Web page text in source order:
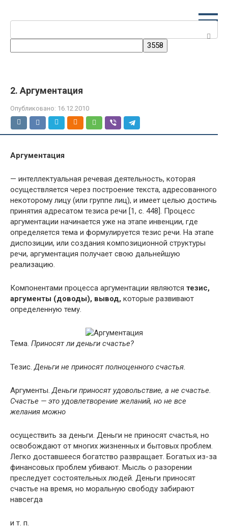
2. Аргументация
Опубликовано: 16.12.2010
Аргументация
— интеллектуальная речевая деятельность, которая
осуществляется через построение текста, адресованного
некоторому лицу (или группе лиц), и имеет целью достичь
принятия адресатом тезиса речи [1, с. 448]. Процесс
аргументации начинается уже на этапе инвенции, где
определяется тема и формулируется тезис речи. На этапе
диспозиции, или создания композиционной структуры
речи, аргументация получает свою дальнейшую
реализацию.
Компонентами процесса аргументации являются тезис,
аргументы (доводы), вывод, которые развивают
определенную тему.
Тема. Приносят ли деньги счастье?
Тезис.Деньги не приносят полноценного счастья.
Аргументы.Деньги приносят удовольствие, а не счастье.
Счастье — это удовлетворение желаний, но не все
желания можно
осуществить за деньги. Деньги не приносят счастья, но
освобождают от многих жизненных и бытовых проблем.
Легко доставшееся богатство развращает. Богатых из-за
финансовых проблем убивают. Мысль о разорении
преследует состоятельных людей. Деньги приносят
счастье на время, но моральную свободу забирают
навсегда
и т. п.